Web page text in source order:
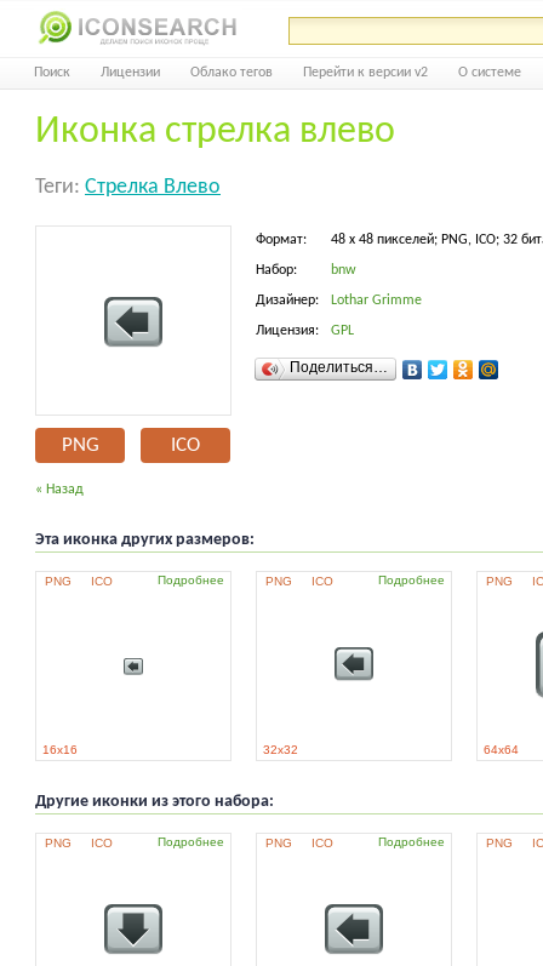
Поиск Лицензии Облако тегов Перейти к версии v2 О системе
Иконка стрелка влево
Теги: Стрелка Влево
PNG ICO
Формат: 48 x 48 пикселей; PNG, ICO; 32
Набор: bnw
Дизайнер: Lothar Grimme
Лицензия: GPL
Поделиться…
« Назад
Эта иконка других размеров:
PNG ICO Подробнее
16x16
PNG ICO Подробнее
32x32
PNG
64x64
Другие иконки из этого набора:
PNG ICO Подробнее PNG ICO Подробнее PNG